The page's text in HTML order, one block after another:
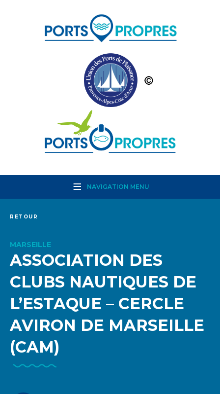
NAVIGATION MENU
RETOUR
MARSEILLE
ASSOCIATION DES
CLUBS NAUTIQUES DE
L’ESTAQUE – CERCLE
AVIRON DE MARSEILLE
(CAM)